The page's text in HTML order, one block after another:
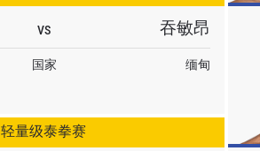
轻量级泰拳赛
VS 吞敏昂
国家 缅甸